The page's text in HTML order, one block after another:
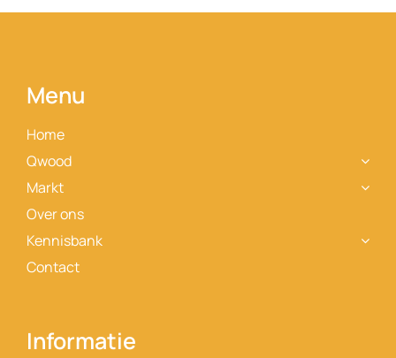
Over ons
Contact
Menu
Home
Qwood
Markt
Over ons
Kennisbank
Contact
Informatie